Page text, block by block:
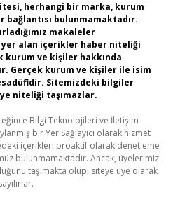
herhangi bir marka, kurum
bağlantısı bulunmamaktadır.
makaleler
yer alan içerikler haber niteliği
kurum ve kişiler hakkında
Gerçek kurum ve kişiler ile isim
Sitemizdeki bilgiler
niteliği taşımazlar.
Bilgi Teknolojileri ve İletişim
bir Yer Sağlayıcı olarak hizmet
içerikleri proaktif olarak denetleme
bulunmamaktadır. Ancak, üyelerimiz
taşımakta olup, siteye üye olarak